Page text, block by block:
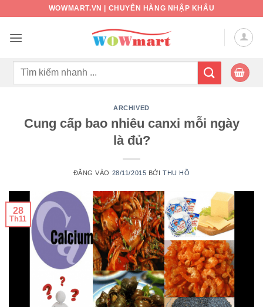
nội
WOWMART.VN | CHUYÊN HÀNG NHẬP KHẨU
Tìm
ARCHIVED
Cung cấp bao nhiêu canxi mỗi ngày
là đủ?
ĐĂNG VÀO 28/11/2015 BỞITHU HỒ
28
Th11